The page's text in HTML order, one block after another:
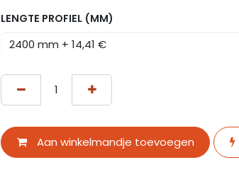
LENGTE PROFIEL (MM)
Aan winkelmandje toevoegen